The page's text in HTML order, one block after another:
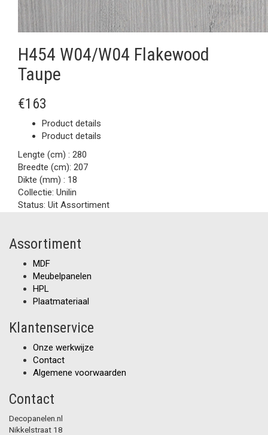
H454 W04/W04 Flakewood
Taupe
€163
Product details
Product details
Lengte (cm) : 280
Breedte (cm): 207
Dikte (mm) : 18
Collectie: Unilin
Status: Uit Assortiment
Assortiment
MDF
Meubelpanelen
HPL
Plaatmateriaal
Klantenservice
Onze werkwijze
Contact
Algemene voorwaarden
Contact
Decopanelen.nl
Nikkelstraat 18